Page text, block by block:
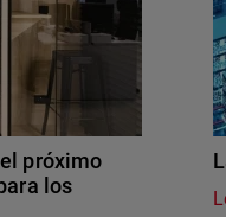
próximo
los